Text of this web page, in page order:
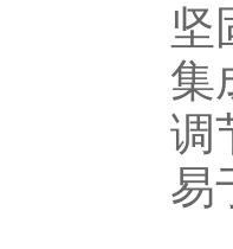
坚
集
调
易